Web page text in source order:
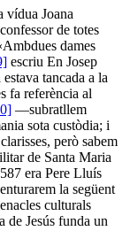
vídua Joana
de totes
dames
escriu En Josep
tancada a la
fa referència al
—subratllem
sota custòdia; i
però sabem
de Santa Maria
era Pere Lluís
la següent
culturals
de Jesús funda un